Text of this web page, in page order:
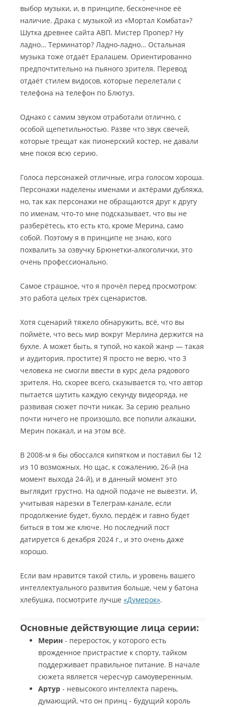
выбор музыки, и, в принципе, бесконечное её
наличие. Драка с музыкой из «Мортал Комбата»?
Шутка древнее сайта АВП. Мистер Пропер? Ну
ладно… Терминатор? Ладно-ладно… Остальная
музыка тоже отдаёт Ералашем. Ориентированно
предпочтительно на пьяного зрителя. Перевод
отдаёт стилем видосов, которые перелетали с
телефона на телефон по Блютуз.
Однако с самим звуком отработали отлично, с
особой щепетильностью. Разве что звук свечей,
которые трещат как пионерский костер, не давали
мне покоя всю серию.
Голоса персонажей отличные, игра голосом хороша.
Персонажи наделены именами и актёрами дубляжа,
но, так как персонажи не обращаются друг к другу
по именам, что-то мне подсказывает, что вы не
разберётесь, кто есть кто, кроме Мерина, само
собой. Поэтому я в принципе не знаю, кого
похвалить за озвучку Брюнетки-алкоголички, это
очень профессионально.
Самое страшное, что я прочёл перед просмотром:
это работа целых трёх сценаристов.
Хотя сценарий тяжело обнаружить, всё, что вы
поймёте, что весь мир вокруг Мерлина держится на
бухле. А может быть, я тупой, но какой жанр — такая
и аудитория, простите) Я просто не верю, что 3
человека не смогли ввести в курс дела рядового
зрителя. Но, скорее всего, сказывается то, что автор
пытается шутить каждую секунду видеоряда, не
развивая сюжет почти никак. За серию реально
почти ничего не произошло, все попили алкашки,
Мерин покакал, и на этом всё.
В 2008-м я бы обоссался кипятком и поставил бы 12
из 10 возможных. Но щас, к сожалению, 26-й (на
момент выхода 24-й), и в данный момент это
выглядит грустно. На одной подаче не вывезти. И,
учитывая нарезки в Телеграм-канале, если
продолжение будет, бухло, пердёж и гавно будет
биться в том же ключе. Но последний пост
датируется 6 декабря 2024 г., и это очень даже
хорошо.
Если вам нравится такой стиль, и уровень вашего
интеллектуального развития больше, чем у батона
хлебушка, посмотрите лучше «Думерок».
Основные действующие лица серии:
Мерин - переросток, у которого есть
врожденное пристрастие к спорту, тайком
поддерживает правильное питание. В начале
сюжета является чересчур самоуверенным.
Артур - невысокого интеллекта парень,
думающий, что он принц - будущий король